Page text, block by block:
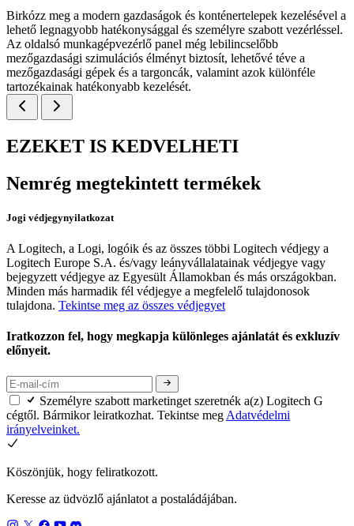
Birkózz meg a modern gazdaságok és konténertelepek kezelésével a
lehető legnagyobb hatékonysággal és személyre szabott vezérléssel.
Az oldalsó munkagépvezérlő panel még lebilincselőbb
mezőgazdasági szimulációs élményt biztosít, lehetővé téve a
mezőgazdasági gépek és a targoncák, valamint azok különféle
tartozékainak hatékonyabb kezelését.
EZEKET IS KEDVELHETI
Nemrég megtekintett termékek
Jogi védjegynyilatkozat
A Logitech, a Logi, logóik és az összes többi Logitech védjegy a
Logitech Europe S.A. és/vagy leányvállalatainak védjegye vagy
bejegyzett védjegye az Egyesült Államokban és más országokban.
Minden más harmadik fél védjegye a megfelelő tulajdonosok
tulajdona. Tekintse meg az összes védjegyet
Iratkozzon fel, hogy megkapja különleges ajánlatát és exkluzív
előnyeit.
Személyre szabott marketinget szeretnék a(z) Logitech G
cégtől. Bármikor leiratkozhat. Tekintse meg Adatvédelmi
irányelveinket.
Köszönjük, hogy feliratkozott.
Keresse az üdvözlő ajánlatot a postaládájában.